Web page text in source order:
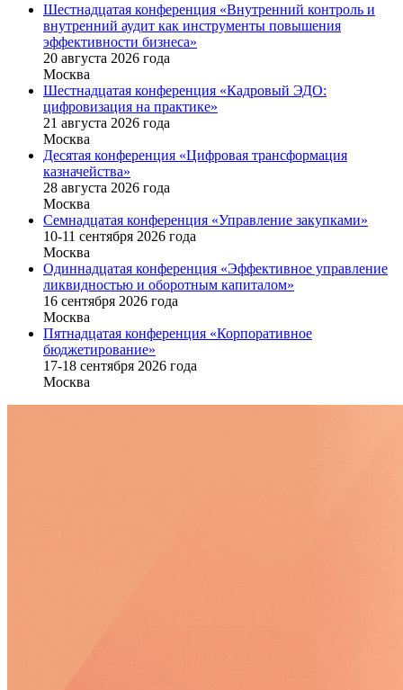
Шестнадцатая конференция «Внутренний контроль и
внутренний аудит как инструменты повышения
эффективности бизнеса»
20 августа 2026 года
Москва
Шестнадцатая конференция «Кадровый ЭДО:
цифровизация на практике»
21 августа 2026 года
Москва
Десятая конференция «Цифровая трансформация
казначейства»
28 августа 2026 года
Москва
Семнадцатая конференция «Управление закупками»
10-11 сентября 2026 года
Москва
Одиннадцатая конференция «Эффективное управление
ликвидностью и оборотным капиталом»
16 cентября 2026 года
Москва
Пятнадцатая конференция «Корпоративное
бюджетирование»
17-18 сентября 2026 года
Москва